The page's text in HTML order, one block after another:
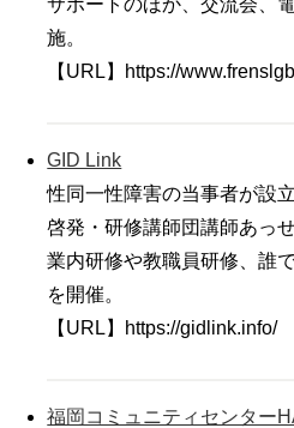
サポートのほか、交流会、
施。
【URL】https://
GID Link
性同一性障害の当事者が設
啓発・研修講師団講師あっ
業内研修や教職員研修、誰
を開催。
【URL】https://gidlink.info/
福岡コミュニティセンター